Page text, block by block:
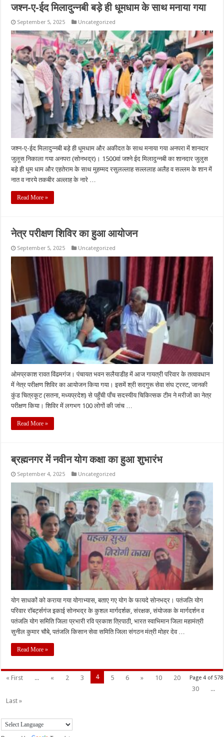
जश्न-ए-ईद मिलादुन्नबी बड़े ही धूमधाम के साथ मनाया गया
September 5, 2025 Uncategorized
जश्न-ए-ईद मिलादुन्नबी बड़े ही धूमधाम और अकीदत के साथ मनाया गया अनपरा में शानदार
जुलूस निकाला गया अनपरा (सोनभद्र)। 1500वां जश्ने ईद मिलादुन्नबी का शानदार जुलुस
बड़े ही धूम धाम और एहतेराम के साथ मुहम्मद रसुलल्लाह सल्ललाह अलैह व सल्लम के शान में
नात व नारये तकबीर अल्लाह के नारे …
Read More »
नेत्र परीक्षण शिविर का हुआ आयोजन
September 5, 2025 Uncategorized
ओमप्रकाश रावत विंढमगंज। पंचायत भवन सलैयाडीह में आज गायत्री परिवार के तत्वावधान
में नेत्र परीक्षण शिविर का आयोजन किया गया। इसमें श्री सदगुरू सेवा संघ ट्रस्ट, जानकी
कुंड चित्रकूट (सतना, मध्यप्रदेश) से पहुँची पाँच सदस्यीय चिकित्सक टीम ने मरीजों का नेत्र
परीक्षण किया। शिविर में लगभग 100 लोगों की जांच …
Read More »
ब्रह्मनगर में नवीन योग कक्षा का हुआ शुभारंभ
September 4, 2025 Uncategorized
योग साधकों को कराया गया योगाभ्यास, बताए गए योग के फायदे सोनभद्र। पतंजलि योग
परिवार रॉबर्ट्सगंज इकाई सोनभद्र के कुशल मार्गदर्शक, संरक्षक, संयोजक के मार्गदर्शन व
पतंजलि योग समिति जिला प्रभारी रवि प्रकाश त्रिपाठी, भारत स्वाभिमान जिला महामंत्री
सुनील कुमार चौबे, पतंजलि किसान सेवा समिति जिला संगठन मंत्री मोहर देव …
Read More »
Page 4 of 578
« First ... « 2 3 4 5 6 » 10
20
30
...
Last »